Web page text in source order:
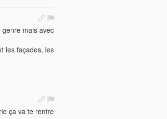
mais avec
les façades, les
ça va te rentre